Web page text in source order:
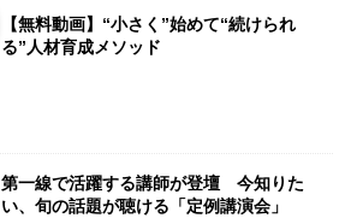
【無料動画】“小さく”始めて“続けられ
る”人材育成メソッド
第一線で活躍する講師が登壇 今知りた
い、旬の話題が聴ける「定例講演会」